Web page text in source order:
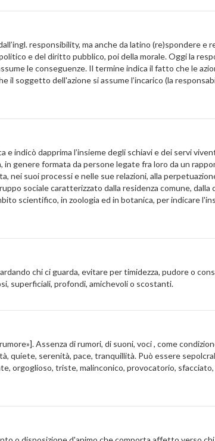
responsibility, ma anche da latino (re)spondere e
e del diritto pubblico, poi della morale. Oggi la
le conseguenze. Il termine indica il fatto che le
soggetto dell'azione si assume l’incarico (la
e indicò dapprima l’insieme degli schiavi e dei servi
genere formata da persone legate fra loro da un
suoi processi e nelle sue relazioni, alla
sociale caratterizzato dalla residenza comune, dalla
scientifico, in zoologia ed in botanica, per indicare
chi ci guarda, evitare per timidezza, pudore o
superficiali, profondi, amichevoli o scostanti.
Assenza di rumori, di suoni, voci , come
quiete, serenità, pace, tranquillità. Può essere
orgoglioso, triste, malinconico, provocatorio,